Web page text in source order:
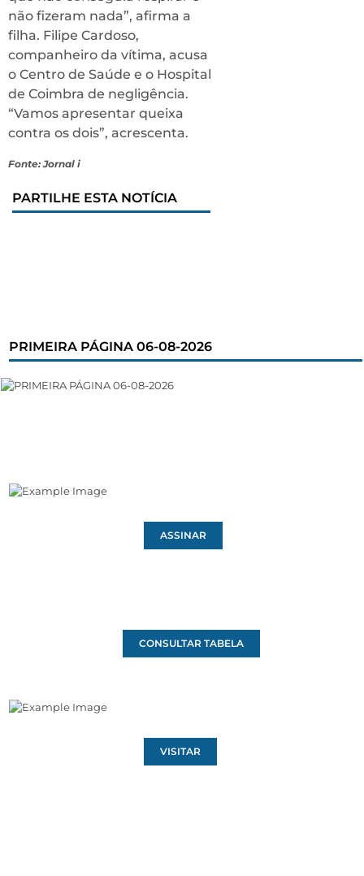
não fizeram nada”, afirma a
filha. Filipe Cardoso,
companheiro da vítima, acusa
o Centro de Saúde e o Hospital
de Coimbra de negligência.
“Vamos apresentar queixa
contra os dois”, acrescenta.
Fonte: Jornal i
PARTILHE ESTA NOTÍCIA
PRIMEIRA PÁGINA 06-08-2026
ASSINAR
CONSULTAR TABELA
VISITAR